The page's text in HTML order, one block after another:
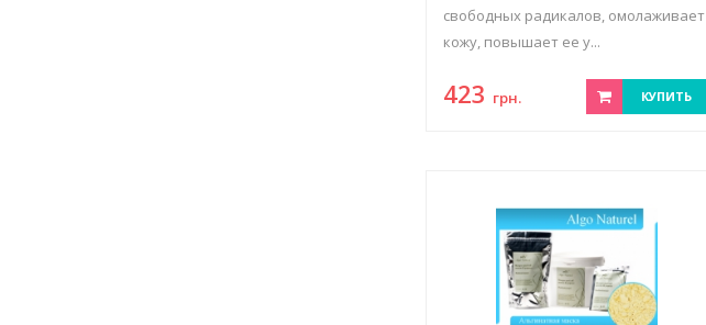
свободных радикалов, омолаживает
кожу, повышает ее у...
423 грн. КУПИТЬ